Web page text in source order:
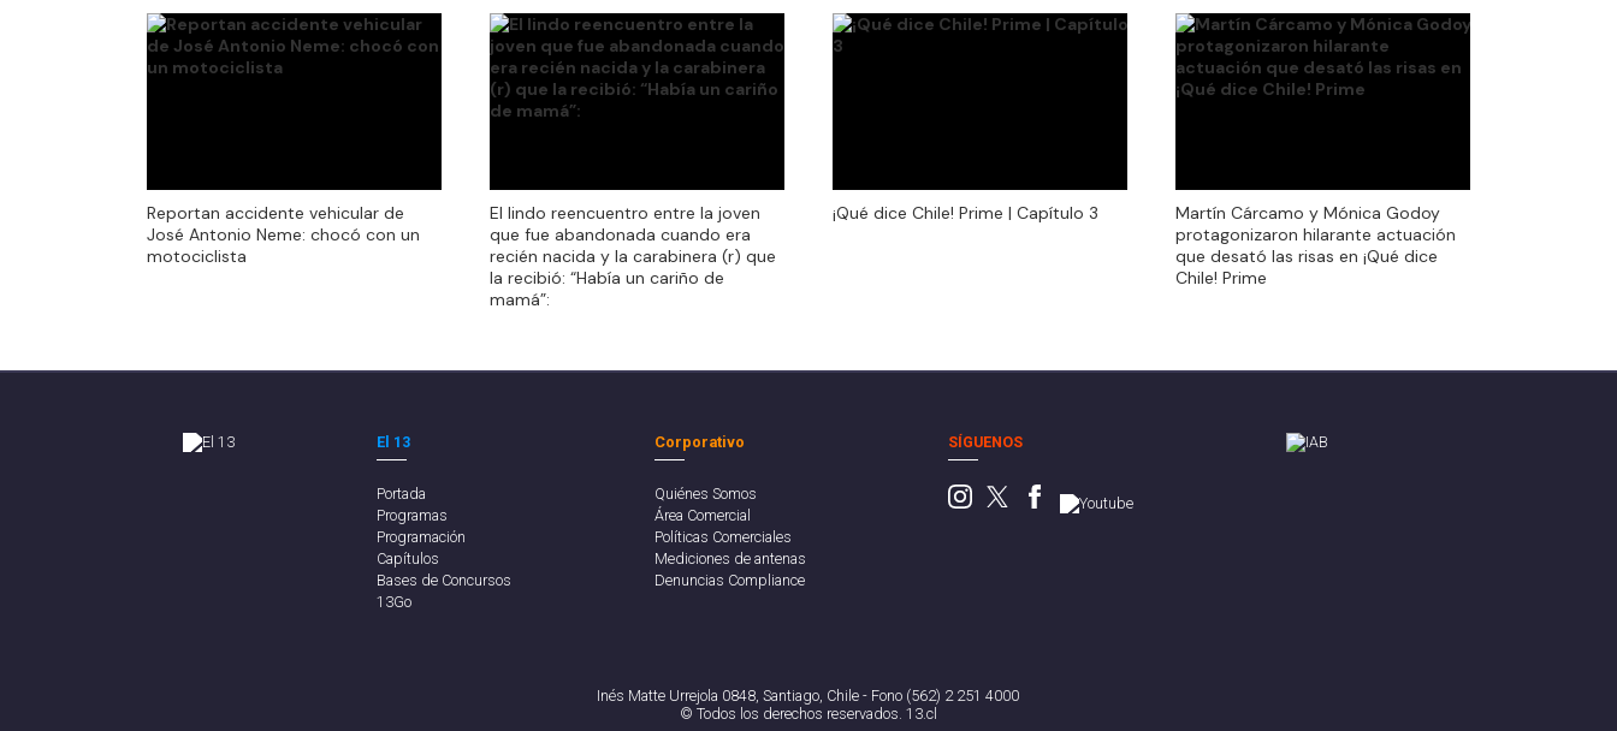
Reportan accidente vehicular de
José Antonio Neme: chocó con un
motociclista
que fue abandonada cuando era
recién nacida y la carabinera (r) que
la recibió: “Había un cariño de
mamá”:
El lindo reencuentro entre la joven
que fue abandonada cuando era
recién nacida y la carabinera (r) que
la recibió: “Había un cariño de
mamá”:
¡Qué dice Chile! Prime | Capítulo 3
protagonizaron hilarante actuación
que desató las risas en ¡Qué dice
Chile! Prime
Martín Cárcamo y Mónica Godoy
protagonizaron hilarante actuación
que desató las risas en ¡Qué dice
Chile! Prime
El 13
Portada
Programas
Programación
Capítulos
Bases de Concursos
13Go
Corporativo
Quiénes Somos
Área Comercial
Políticas Comerciales
Mediciones de antenas
Denuncias Compliance
SÍGUENOS
Inés Matte Urrejola 0848, Santiago, Chile - Fono (562) 2 251 4000
© Todos los derechos reservados. 13.cl